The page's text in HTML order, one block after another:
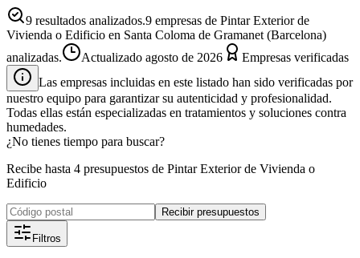
9 resultados analizados.9 empresas de Pintar Exterior de
Vivienda o Edificio en Santa Coloma de Gramanet (Barcelona)
analizadas.
Actualizado agosto de 2026
Empresas verificadas
Las empresas incluidas en este listado han sido verificadas por
nuestro equipo para garantizar su autenticidad y profesionalidad.
Todas ellas están especializadas en tratamientos y soluciones contra
humedades.
¿No tienes tiempo para buscar?
Recibe hasta 4 presupuestos de Pintar Exterior de Vivienda o
Edificio
Recibir presupuestos
Filtros